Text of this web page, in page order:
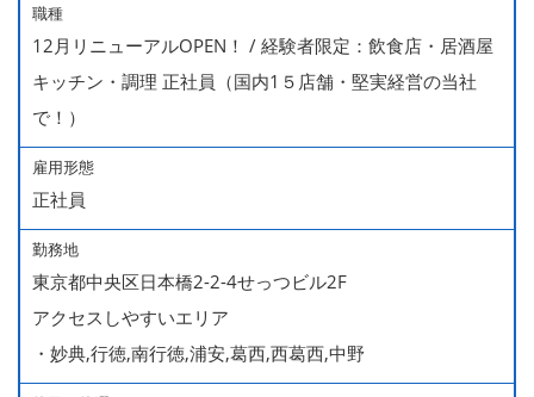
職種
12月リニューアルOPEN！ / 経験者限定：飲食店・居酒屋
キッチン・調理 正社員（国内1５店舗・堅実経営の当社
で！）
雇用形態
正社員
勤務地
東京都中央区日本橋2-2-4せっつビル2F
アクセスしやすいエリア
・妙典,行徳,南行徳,浦安,葛西,西葛西,中野